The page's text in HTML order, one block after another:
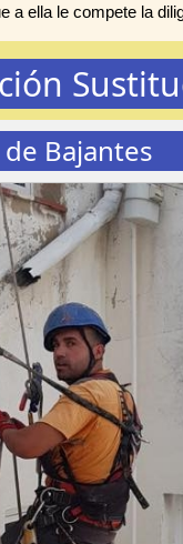
a ella le compete la
Bajantes